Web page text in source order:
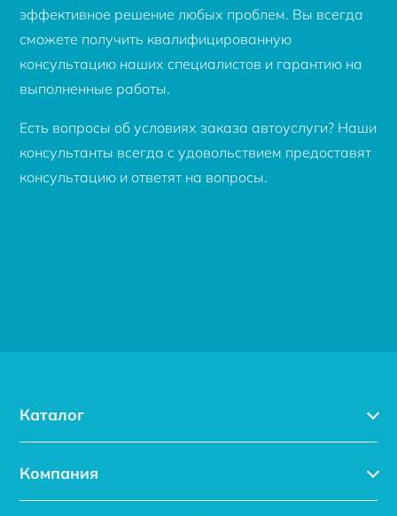
эффективное решение любых проблем. Вы всегда
сможете получить квалифицированную
консультацию наших специалистов и гарантию на
выполненные работы.
Есть вопросы об условиях заказа автоуслуги? Наши
консультанты всегда с удовольствием предоставят
консультацию и ответят на вопросы.
Каталог
Услуги
Компания